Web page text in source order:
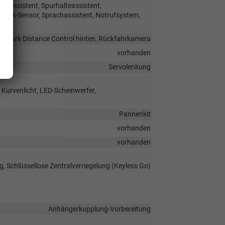
Spurhalteassistent,
Sensor, Sprachassistent, Notrufsystem,
Park Distance Control hinten, Rückfahrkamera
vorhanden
Servolenkung
LED-Scheinwerfer,
Pannenkit
vorhanden
vorhanden
Schlüssellose Zentralverriegelung (Keyless Go)
Anhängerkupplung-Vorbereitung